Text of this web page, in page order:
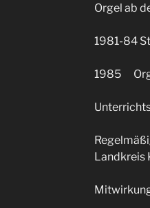
Orgel ab
1981-84
1985
Landkreis